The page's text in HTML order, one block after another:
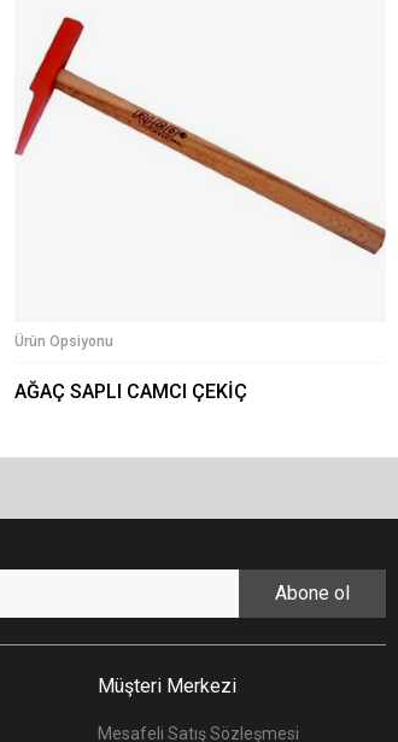
Ürün Opsiyonu
AĞAÇ SAPLI CAMCI ÇEKİÇ
Abone ol
Müşteri Merkezi
Mesafeli Satış Sözleşmesi